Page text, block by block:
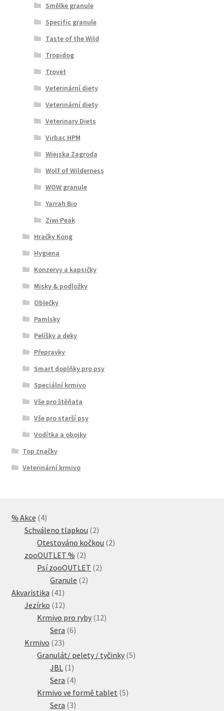
Smělke granule
Specific granule
Taste of the Wild
Tropidog
Trovet
Veterinární diety
Veterinární diety
Veterinary Diets
Virbac HPM
Wiejska Zagroda
Wolf of Wilderness
WOW granule
Yarrah Bio
Ziwi Peak
Hračky Kong
Hygiena
Konzervy a kapsičky
Misky & podložky
Oblečky
Pamlsky
Pelíšky a deky
Přepravky
Smart doplňky pro psy
Speciální krmivo
Vše pro štěňata
Vše pro starší psy
Vodítka a obojky
Top značky
Veterinární krmivo
% Akce 44
produkty
Schváleno tlapkou 22
produkty
Otestováno kočkou 22
zooOUTLET % 22
produkty
Psí zooOUTLET 22
Granule 22
Akvaristika 41 41
produktů
Jezírko 1212
produktů
Krmivo pro ryby 1212
Sera 66
Krmivo 2323
produktů
Granulát/ pelety / tyčinky 55
JBL 1 1
produkt
Sera 44
produkty
Krmivo ve formě tablet 55
Sera 33